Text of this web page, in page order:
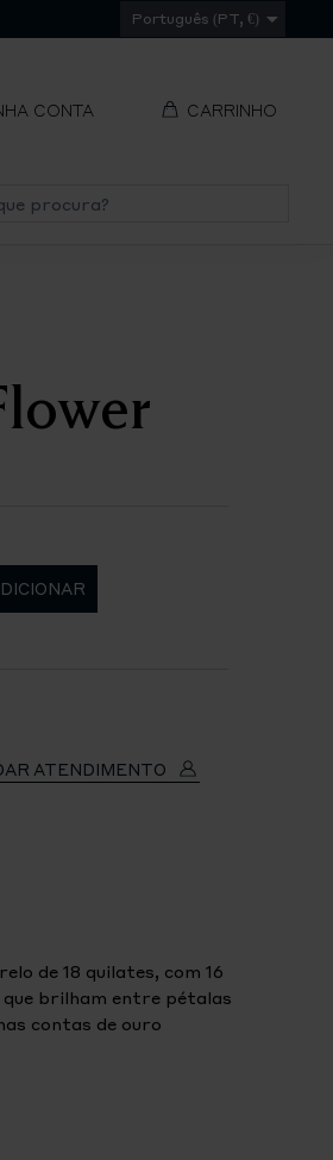
Português (PT, €)
CONTA CARRINHO
ATENDIMENTO
de 18 quilates, com 16
brilham entre pétalas
contas de ouro